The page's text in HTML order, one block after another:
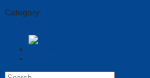
Category: